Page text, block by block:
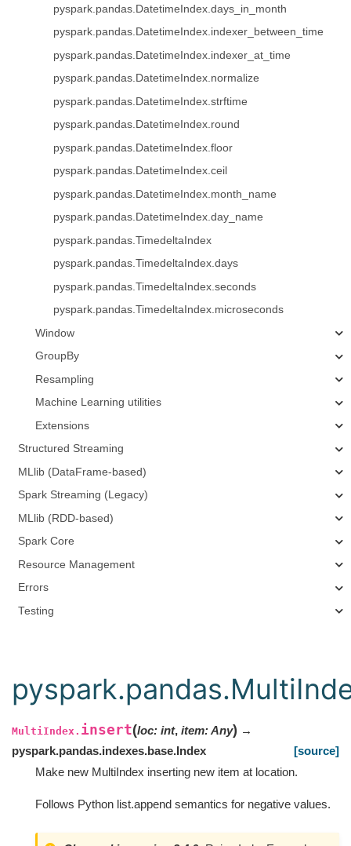
pyspark.pandas.DatetimeIndex.days_in_month
pyspark.pandas.DatetimeIndex.indexer_between_time
pyspark.pandas.DatetimeIndex.indexer_at_time
pyspark.pandas.DatetimeIndex.normalize
pyspark.pandas.DatetimeIndex.strftime
pyspark.pandas.DatetimeIndex.round
pyspark.pandas.DatetimeIndex.floor
pyspark.pandas.DatetimeIndex.ceil
pyspark.pandas.DatetimeIndex.month_name
pyspark.pandas.DatetimeIndex.day_name
pyspark.pandas.TimedeltaIndex
pyspark.pandas.TimedeltaIndex.days
pyspark.pandas.TimedeltaIndex.seconds
pyspark.pandas.TimedeltaIndex.microseconds
Window
GroupBy
Resampling
Machine Learning utilities
Extensions
Structured Streaming
MLlib (DataFrame-based)
Spark Streaming (Legacy)
MLlib (RDD-based)
Spark Core
Resource Management
Errors
Testing
MultiIndex. insert(loc: int, item:Any) →
pyspark.pandas.indexes.base.Index
[source]
Make new MultiIndex inserting new item at location.
Follows Python list.append semantics for negative values.